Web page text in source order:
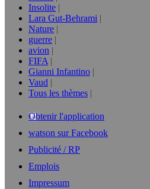
Insolite
Lara Gut-Behrami
Nature
guerre
avion
FIFA
Gianni Infantino
Vaud
Tous les thèmes
Obtenir l'application
watson sur Facebook
Publicité / RP
Emplois
Impressum